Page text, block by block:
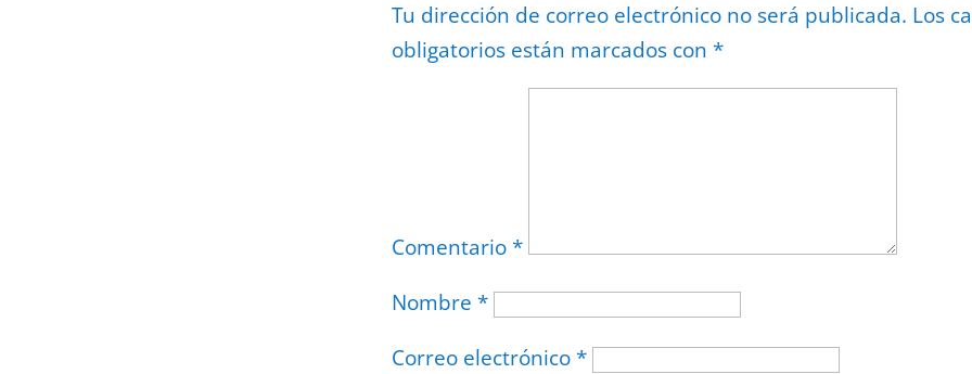
Tu dirección de correo electrónico no será publicada. Los
obligatorios están marcados con *
Comentario *
Nombre *
Correo electrónico *